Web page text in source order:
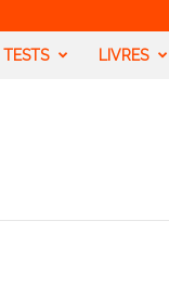
TESTS LIVRES